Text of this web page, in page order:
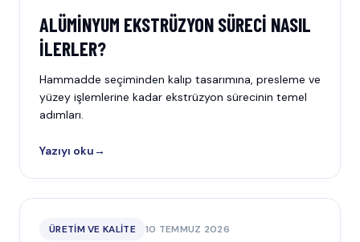
ALÜMINYUM EKSTRÜZYON SÜRECI NASIL
İLERLER?
Hammadde seçiminden kalıp tasarımına, presleme ve
yüzey işlemlerine kadar ekstrüzyon sürecinin temel
adımları.
Yazıyı oku→
ÜRETIM VE KALITE 10 TEMMUZ 2026